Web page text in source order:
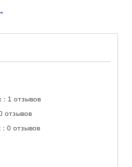
ekb.ru, но и
предоставляемых
вы можете
данного заведения
: 1 отзывов
отзывов
: 0 отзывов